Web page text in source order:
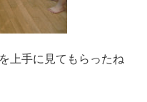
上手に見てもらったね